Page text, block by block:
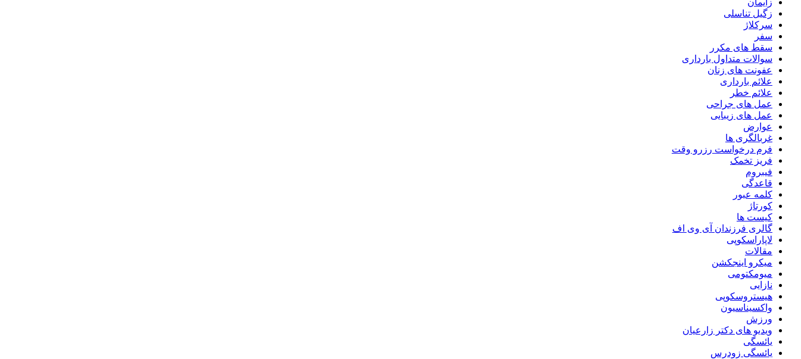
زایمان
زگیل تناسلی
سرکلاژ
سفر
سقط های مکرر
سوالات متداول بارداری
عفونت های زنان
علائم بارداری
علائم خطر
عمل های جراحی
عمل های زیبایی
عوارض
غربالگری ها
فرم درخواست رزرو وقت
فریز تخمک
فیبروم
قاعدگی
کلمه عبور
کورتاژ
کیست ها
گالری فرزندان آی وی اف
لاپاراسکوپی
مقالات
میکرو اینجکشن
میومکتومی
نازایی
هیستروسکوپی
واکسیناسیون
ورزش
ویدیو های دکتر زارعیان
یائسگی
یائسگی زودرس